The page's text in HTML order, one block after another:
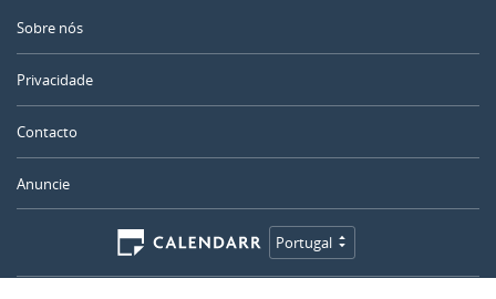
Sobre nós
Privacidade
Contacto
Anuncie
Portugal